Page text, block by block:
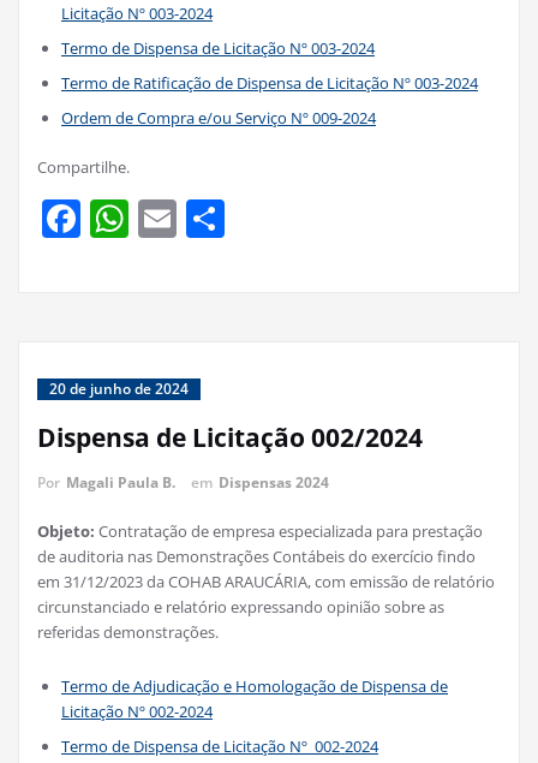
Licitação Nº 003-2024
Termo de Dispensa de Licitação Nº 003-2024
Termo de Ratificação de Dispensa de Licitação Nº 003-2024
Ordem de Compra e/ou Serviço Nº 009-2024
Compartilhe.
Facebook
WhatsApp
Email
20 de junho de 2024
Dispensa de Licitação 002/2024
Por Magali Paula B. em Dispensas 2024
Objeto: Contratação de empresa especializada para prestação
de auditoria nas Demonstrações Contábeis do exercício findo
em 31/12/2023 da COHAB ARAUCÁRIA, com emissão de relatório
circunstanciado e relatório expressando opinião sobre as
referidas demonstrações.
Termo de Adjudicação e Homologação de Dispensa de
Licitação Nº 002-2024
Termo de Dispensa de Licitação Nº 002-2024